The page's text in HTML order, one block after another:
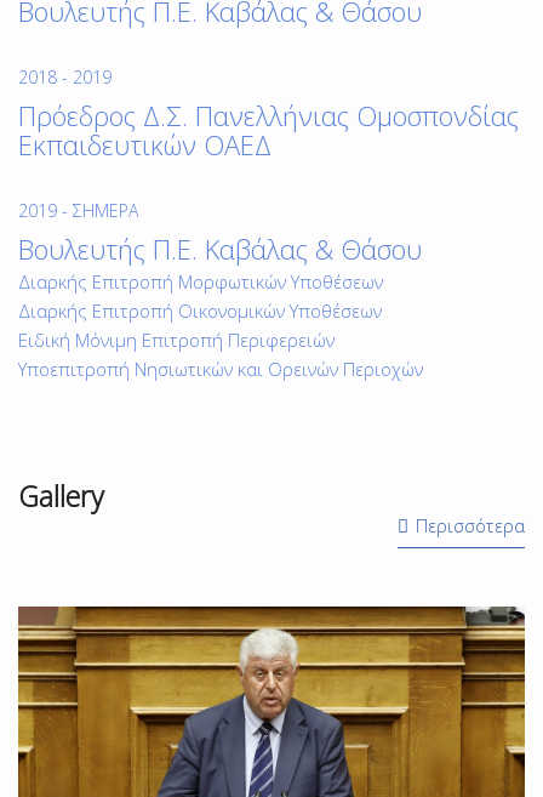
Βουλευτής Π.Ε. Καβάλας & Θάσου
2018 - 2019
Πρόεδρος Δ.Σ. Πανελλήνιας Ομοσπονδίας
Εκπαιδευτικών ΟΑΕΔ
2019 - ΣΉΜΕΡΑ
Βουλευτής Π.Ε. Καβάλας & Θάσου
Διαρκής Επιτροπή Μορφωτικών Υποθέσεων
Διαρκής Επιτροπή Οικονομικών Υποθέσεων
Ειδική Μόνιμη Επιτροπή Περιφερειών
Υποεπιτροπή Νησιωτικών και Ορεινών Περιοχών
Gallery
Περισσότερα